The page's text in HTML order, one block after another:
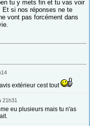
tu y mets fin et tu vas voir
si nos réponses ne te
vont pas forcément dans
extérieur cest tout
21h31
eu plusieurs mais tu n'as